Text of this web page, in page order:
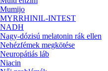
Mumijo
MYRRHINIL-INTEST
NADH
Nagy-dózisú melatonin rák ellen
Nehézfémek megkötése
Neuropátiás láb
Niacin